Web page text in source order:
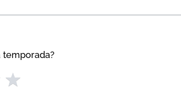
temporada?